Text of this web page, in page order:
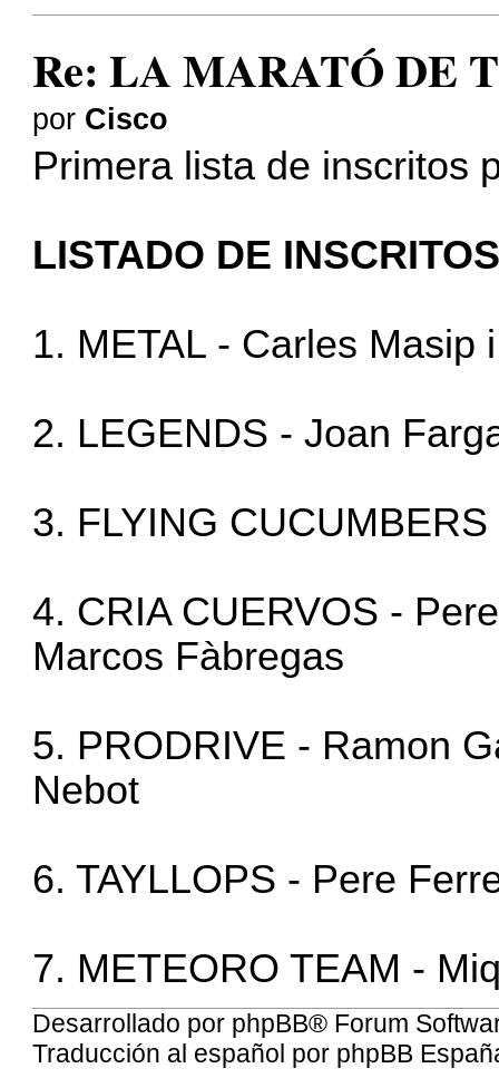
Re: LA MARATÓ DE
por Cisco
Primera lista de inscritos
LISTADO DE
1. METAL - Carles Masip
2. LEGENDS - Joan
3. FLYING
4. CRIA CUERVOS -
Marcos Fàbregas
5. PRODRIVE - Ramon
Nebot
6. TAYLLOPS - Pere
7. METEORO TEAM -
Desarrollado por phpBB® Forum
Traducción al español por phpBB